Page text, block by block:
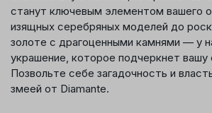
станут ключевым элементом вашего
изящных серебряных моделей до
золоте с драгоценными камнями — у
украшение, которое подчеркнет вашу
Позвольте себе загадочность и
змеей от Diamante.